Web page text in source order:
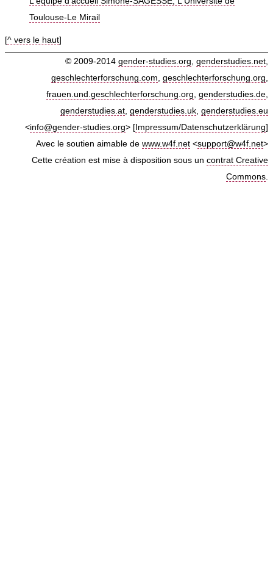
Toulouse-Le Mirail
[^ vers le haut]
© 2009-2014 gender-studies.org, genderstudies.net,
geschlechterforschung.com, geschlechterforschung.org,
frauen.und.geschlechterforschung.org, genderstudies.de,
genderstudies.at, genderstudies.uk, genderstudies.eu
<info@gender-studies.org> [ Impressum/Datenschutzerklärung]
Avec le soutien aimable de www.w4f.net <support@w4f.net>
Cette création est mise à disposition sous un contrat Creative
Commons.